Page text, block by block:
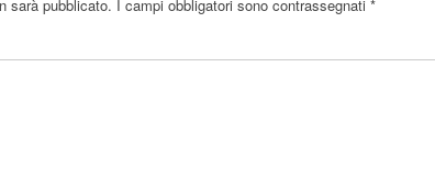
sarà pubblicato. I campi obbligatori sono contrassegnati *